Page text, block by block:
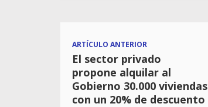
ARTÍCULO ANTERIOR
El sector privado
propone alquilar al
Gobierno 30.000 viviendas
con un 20% de descuento